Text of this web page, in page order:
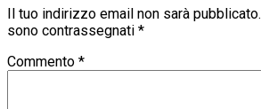
Il tuo indirizzo email non sarà pubblicato.
sono contrassegnati *
Commento *